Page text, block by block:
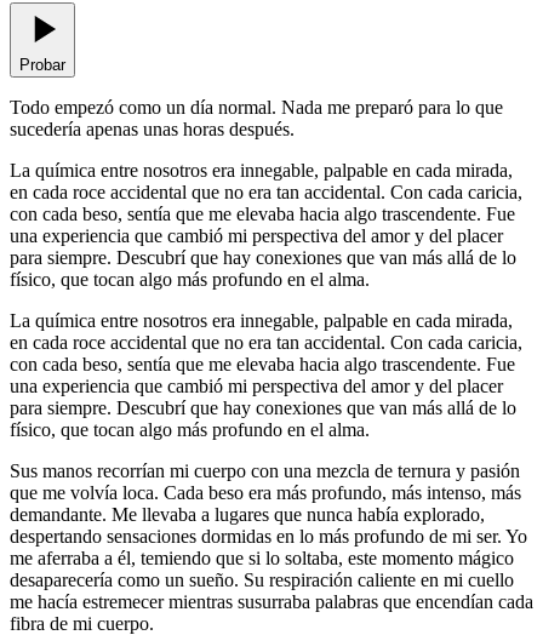
Probar
Todo empezó como un día normal. Nada me preparó para lo que
sucedería apenas unas horas después.
La química entre nosotros era innegable, palpable en cada mirada,
en cada roce accidental que no era tan accidental. Con cada caricia,
con cada beso, sentía que me elevaba hacia algo trascendente. Fue
una experiencia que cambió mi perspectiva del amor y del placer
para siempre. Descubrí que hay conexiones que van más allá de lo
físico, que tocan algo más profundo en el alma.
La química entre nosotros era innegable, palpable en cada mirada,
en cada roce accidental que no era tan accidental. Con cada caricia,
con cada beso, sentía que me elevaba hacia algo trascendente. Fue
una experiencia que cambió mi perspectiva del amor y del placer
para siempre. Descubrí que hay conexiones que van más allá de lo
físico, que tocan algo más profundo en el alma.
Sus manos recorrían mi cuerpo con una mezcla de ternura y pasión
que me volvía loca. Cada beso era más profundo, más intenso, más
demandante. Me llevaba a lugares que nunca había explorado,
despertando sensaciones dormidas en lo más profundo de mi ser. Yo
me aferraba a él, temiendo que si lo soltaba, este momento mágico
desaparecería como un sueño. Su respiración caliente en mi cuello
me hacía estremecer mientras susurraba palabras que encendían cada
fibra de mi cuerpo.